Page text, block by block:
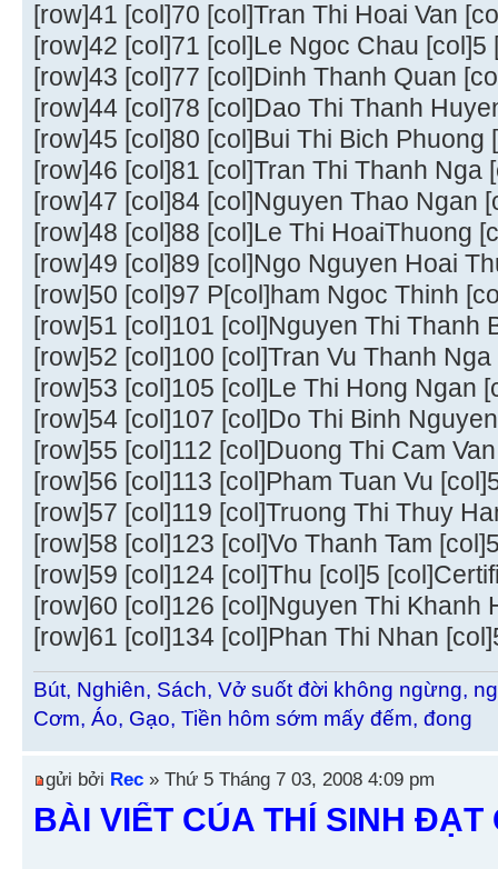
[row]41 [col]70 [col]Tran Thi Hoai Van
[row]42 [col]71 [col]Le Ngoc Chau [col]5
[row]43 [col]77 [col]Dinh Thanh Quan
[row]44 [col]78 [col]Dao Thi Thanh
[row]45 [col]80 [col]Bui Thi Bich Phuong
[row]46 [col]81 [col]Tran Thi Thanh Nga
[row]47 [col]84 [col]Nguyen Thao Ngan
[row]48 [col]88 [col]Le Thi HoaiThuong
[row]49 [col]89 [col]Ngo Nguyen Hoai
[row]50 [col]97 P[col]ham Ngoc Thinh
[row]51 [col]101 [col]Nguyen Thi Thanh
[row]52 [col]100 [col]Tran Vu Thanh
[row]53 [col]105 [col]Le Thi Hong Ngan
[row]54 [col]107 [col]Do Thi Binh
[row]55 [col]112 [col]Duong Thi Cam
[row]56 [col]113 [col]Pham Tuan Vu
[row]57 [col]119 [col]Truong Thi Thuy
[row]58 [col]123 [col]Vo Thanh Tam
[row]59 [col]124 [col]Thu [col]5
[row]60 [col]126 [col]Nguyen Thi Khanh
[row]61 [col]134 [col]Phan Thi Nhan
Bút, Nghiên, Sách, Vở suốt đời không ngừng,
Cơm, Áo, Gạo, Tiền hôm sớm mấy đếm, đong
gửi bởi Rec » Thứ 5 Tháng 7 03, 2008 4:09 pm
BÀI VIẾT CỦA THÍ SINH ĐẠT